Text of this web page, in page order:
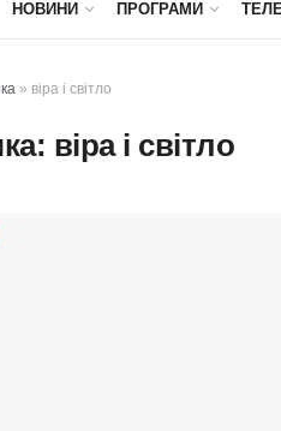
НОВИНИ ПРОГРАМИ
» віра і світло
віра і світло